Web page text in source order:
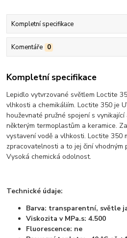
Kompletní specifikace
Komentáře 0
Kompletní specifikace
Lepidlo vytvrzované světlem Loctite
vlhkosti a chemikáliím. Loctite 350 je
houževnaté pružné spojení s
některým termoplastům a keramice.
vystavení vodě a vlhkosti. Loctite 350
zpracovatelnosti a to jej činí vhodným
Vysoká chemická odolnost.
Technické údaje:
Barva: transparentní, světle
Viskozita v MPa.s: 4.500
Fluorescence: ne